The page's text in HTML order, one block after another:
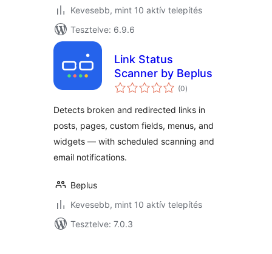
Kevesebb, mint 10 aktív telepítés
Tesztelve: 6.9.6
Link Status
Scanner by Beplus
(0értékelés
összesen
)
Detects broken and redirected links in
posts, pages, custom fields, menus, and
widgets — with scheduled scanning and
email notifications.
Beplus
Kevesebb, mint 10 aktív telepítés
Tesztelve: 7.0.3